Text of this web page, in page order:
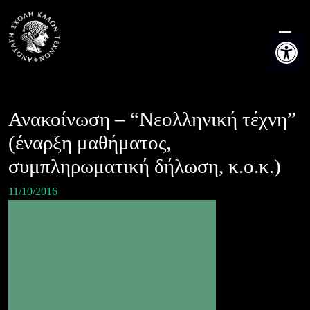
Ανοίξτε
content
Ανακοίνωση – “Nεολληνική τέχνη”
(έναρξη μαθήματος,
συμπληρωματική δήλωση, κ.ο.κ.)
11/10/2016